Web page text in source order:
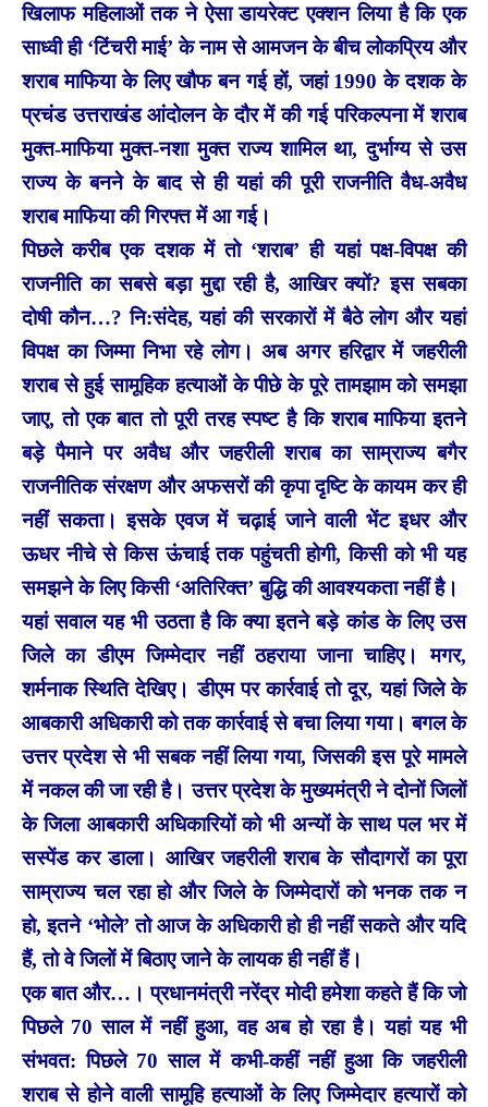
खिलाफ महिलाओं तक ने ऐसा डायरेक्ट एक्शन लिया है कि एक
साध्वी ही ‘टिंचरी माई’ के नाम से आमजन के बीच लोकप्रिय और
शराब माफिया के लिए खौफ बन गई हों, जहां 1990 के दशक के
प्रचंड उत्तराखंड आंदोलन के दौर में की गई परिकल्पना में शराब
मुक्त-माफिया मुक्त-नशा मुक्त राज्य शामिल था, दुर्भाग्य से उस
राज्य के बनने के बाद से ही यहां की पूरी राजनीति वैध-अवैध
शराब माफिया की गिरफ्त में आ गई।
पिछले करीब एक दशक में तो ‘शराब’ ही यहां पक्ष-विपक्ष की
राजनीति का सबसे बड़ा मुद्दा रही है, आखिर क्यों? इस सबका
दोषी कौन…? नि:संदेह, यहां की सरकारों में बैठे लोग और यहां
विपक्ष का जिम्मा निभा रहे लोग। अब अगर हरिद्वार में जहरीली
शराब से हुई सामूहिक हत्याओं के पीछे के पूरे तामझाम को समझा
जाए, तो एक बात तो पूरी तरह स्पष्ट है कि शराब माफिया इतने
बड़े पैमाने पर अवैध और जहरीली शराब का साम्राज्य बगैर
राजनीतिक संरक्षण और अफसरों की कृपा दृष्टि के कायम कर ही
नहीं सकता। इसके एवज में चढ़ाई जाने वाली भेंट इधर और
ऊधर नीचे से किस ऊंचाई तक पहुंचती होगी, किसी को भी यह
समझने के लिए किसी ‘अतिरिक्त’ बुद्धि की आवश्यकता नहीं है।
यहां सवाल यह भी उठता है कि क्या इतने बड़े कांड के लिए उस
जिले का डीएम जिम्मेदार नहीं ठहराया जाना चाहिए। मगर,
शर्मनाक स्थिति देखिए। डीएम पर कार्रवाई तो दूर, यहां जिले के
आबकारी अधिकारी को तक कार्रवाई से बचा लिया गया। बगल के
उत्तर प्रदेश से भी सबक नहीं लिया गया, जिसकी इस पूरे मामले
में नकल की जा रही है। उत्तर प्रदेश के मुख्यमंत्री ने दोनों जिलों
के जिला आबकारी अधिकारियों को भी अन्यों के साथ पल भर में
सस्पेंड कर डाला। आखिर जहरीली शराब के सौदागरों का पूरा
साम्राज्य चल रहा हो और जिले के जिम्मेदारों को भनक तक न
हो, इतने ‘भोले’ तो आज के अधिकारी हो ही नहीं सकते और यदि
हैं, तो वे जिलों में बिठाए जाने के लायक ही नहीं हैं।
एक बात और…। प्रधानमंत्री नरेंद्र मोदी हमेशा कहते हैं कि जो
पिछले 70 साल में नहीं हुआ, वह अब हो रहा है। यहां यह भी
संभवत: पिछले 70 साल में कभी-कहीं नहीं हुआ कि जहरीली
शराब से होने वाली सामूहि हत्याओं के लिए जिम्मेदार हत्यारों को